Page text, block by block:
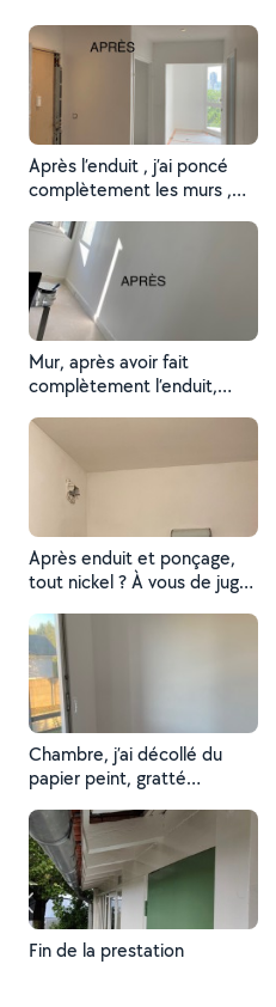
Après l’enduit , j’ai poncé
complètement les murs ,
avant de faire la peinture.
Voilà les murs sont nickels
Mur, après avoir fait
complètement l’enduit,
que ça donne .
Après enduit et ponçage,
tout nickel ? À vous de juger
Chambre, j’ai décollé du
papier peint, gratté
enlever toute la colle, avant
de peindre nickellement
comme vous le constatez
sur la photo.
Fin de la prestation